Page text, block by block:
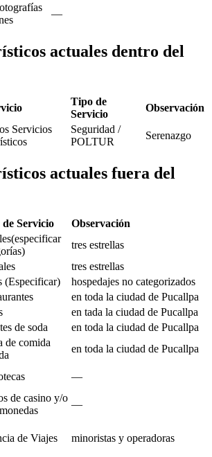
—
actuales dentro del
Tipo de
Servicio
Observación
Servicios
Seguridad /
POLTUR
Serenazgo
actuales fuera del
Servicio
Observación
tres estrellas
tres estrellas
(Especificar)
hospedajes no categorizados
en toda la ciudad de Pucallpa
en tada la ciudad de Pucallpa
de soda
en toda la ciudad de Pucallpa
de comida
en toda la ciudad de Pucallpa
—
de casino y/o
—
de Viajes minoristas y operadoras